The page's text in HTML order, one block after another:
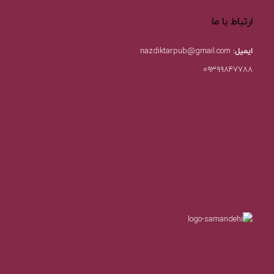
ارتباط با ما
ایمیل: nazdiktarpub@gmail.com
۰۹۳۹۹۸۴۷۷۸۸